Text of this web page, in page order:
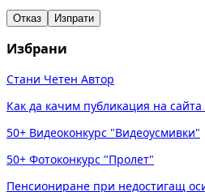
Отказ Изпрати
Избрани
Стани Четен Автор
Как да качим публикация на сайта
50+ Видеоконкурс "Видеоусмивки"
50+ Фотоконкурс "Пролет"
Пенсиониране при недостигащ